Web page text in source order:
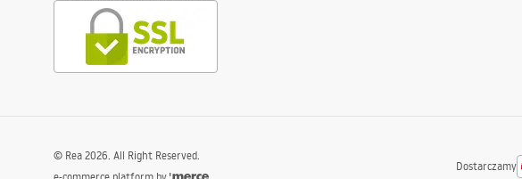
Dostarczamy
© Rea 2026. All Right Reserved.